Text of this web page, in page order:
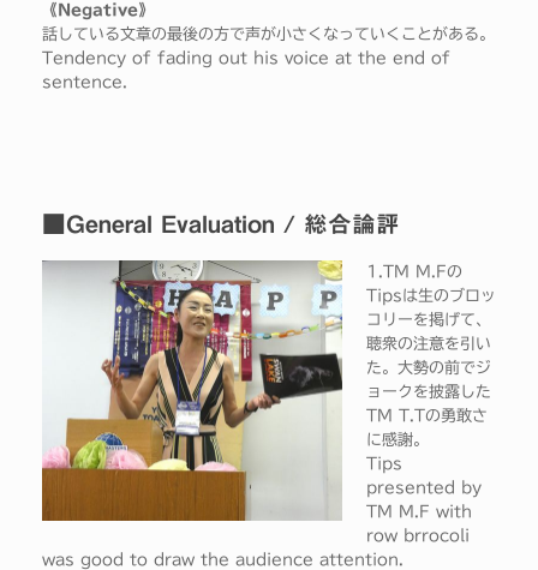
《Negative》
話している文章の最後の方で声が小さくなっていくことがある。
Tendency of fading out his voice at the end of
sentence.
■General Evaluation / 総合論評
1.TM M.Fの
Tipsは生のブロッ
コリーを掲げて、
聴衆の注意を引い
た。大勢の前でジ
ョークを披露した
TM T.Tの勇敢さ
に感謝。
Tips
presented by
TM M.F with
row brrocoli
was good to draw the audience attention.